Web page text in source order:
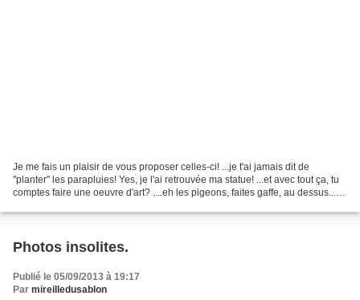
Je me fais un plaisir de vous proposer celles-ci! ...je t'ai jamais dit de
"planter" les parapluies! Yes, je l'ai retrouvée ma statue! ...et avec tout ça, tu
comptes faire une oeuvre d'art? ....eh les pigeons, faites gaffe, au dessus...ça
Photos insolites.
Publié le 05/09/2013 à 19:17
Par mireilledusablon